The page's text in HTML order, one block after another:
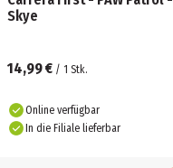
Skye
14,99 € / 1 Stk.
Online verfügbar
In die Filiale lieferbar